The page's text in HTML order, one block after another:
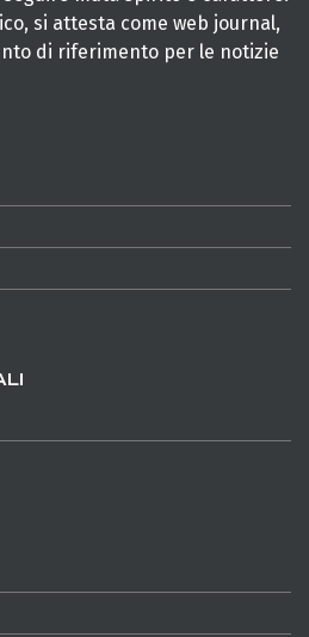
si attesta come web journal,
di riferimento per le notizie